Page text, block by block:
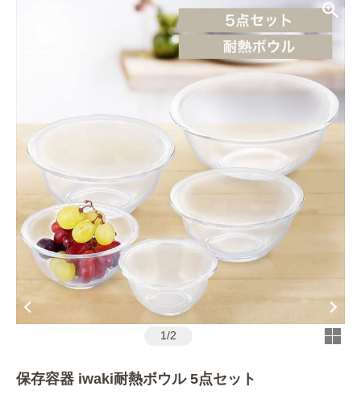
1/2
保存容器 iwaki耐熱ボウル 5点セット